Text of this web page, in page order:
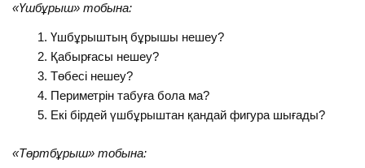
«Үшбұрыш» тобына:
Үшбұрыштың бұрышы нешеу?
Қабырғасы нешеу?
Төбесі нешеу?
Периметрін табуға бола ма?
Екі бірдей үшбұрыштан қандай фигура шығады?
«Төртбұрыш» тобына: